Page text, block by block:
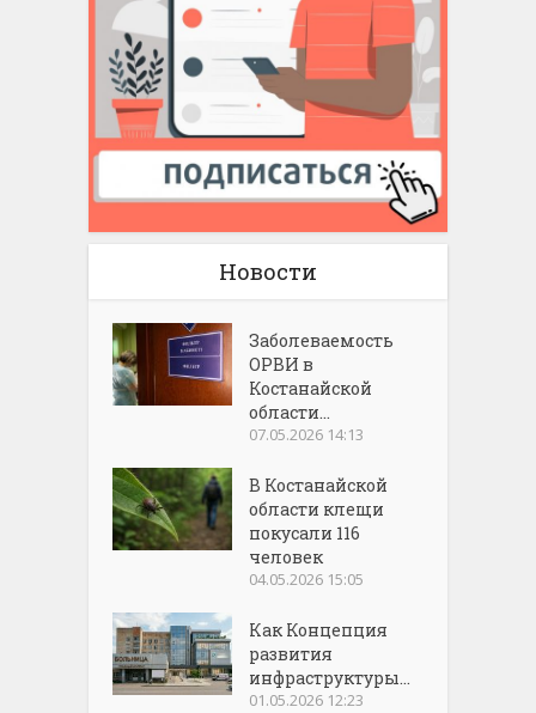
Новости
Заболеваемость
ОРВИ в
Костанайской
области...
07.05.2026 14:13
В Костанайской
области клещи
покусали 116
человек
04.05.2026 15:05
Как Концепция
развития
инфраструктуры...
01.05.2026 12:23